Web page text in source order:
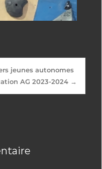
jeunes autonomes
AG 2023-2024 →